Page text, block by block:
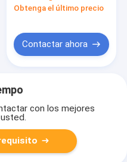
Obtenga el último precio
Contactar ahora
con los mejores